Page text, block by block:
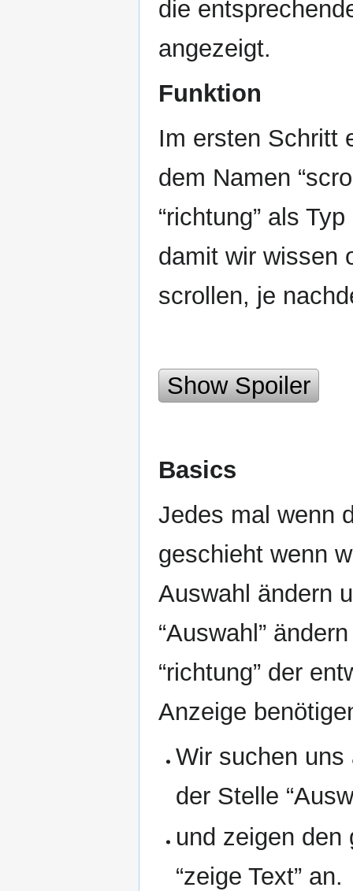
die
angezeigt.
Funktion
Im ersten Schritt
dem Namen
“richtung” als
damit wir wissen
scrollen, je
Show Spoiler
Basics
Jedes mal wenn
geschieht wenn
Auswahl ändern
“Auswahl”
“richtung” der
Anzeige
Wir suchen uns
der Stelle
und zeigen den
“zeige Text” an.